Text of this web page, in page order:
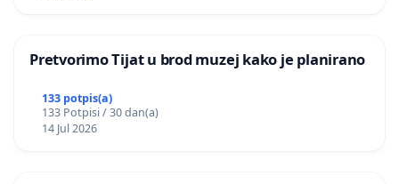
Pretvorimo Tijat u brod muzej kako je planirano
133 potpis(a)
133 Potpisi / 30 dan(a)
14 Jul 2026